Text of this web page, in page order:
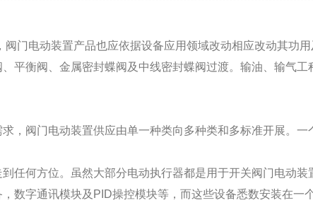
门电动装置产品也应依据设备应用领域改动相应改动其功
平衡阀、金属密封蝶阀及中线密封蝶阀过渡。输油、输气工
阀门电动装置供应由单一种类向多种类和多标准开展。一
何方位。虽然大部分电动执行器都是用于开关阀门电动装
数字通讯模块及PID操控模块等，而这些设备悉数安装在一